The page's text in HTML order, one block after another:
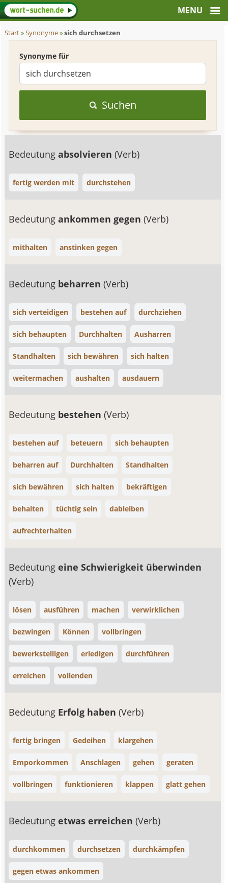
Start»Synonyme»sich durchsetzen
Synonyme für
Suchen
Bedeutungabsolvieren(Verb)
fertig werden mit durchstehen
Bedeutungankommen gegen(Verb)
mithalten anstinken gegen
Bedeutung beharren(Verb)
sich verteidigen bestehen auf durchziehen
sich behaupten Durchhalten Ausharren
Standhalten sich bewähren sich halten
weitermachen aushalten ausdauern
Bedeutung bestehen(Verb)
bestehen auf beteuern sich behaupten
beharren auf Durchhalten Standhalten
sich bewähren sich halten bekräftigen
behalten tüchtig sein dableiben
aufrechterhalten
Bedeutungeine Schwierigkeit überwinden
(Verb)
lösen ausführen machen verwirklichen
bezwingen Können vollbringen
bewerkstelligen erledigen durchführen
erreichen vollenden
Bedeutung Erfolg haben(Verb)
fertig bringen Gedeihen klargehen
Emporkommen Anschlagen gehen geraten
vollbringen funktionieren klappen glatt gehen
Bedeutungetwas erreichen(Verb)
durchkommen durchsetzen durchkämpfen
gegen etwas ankommen